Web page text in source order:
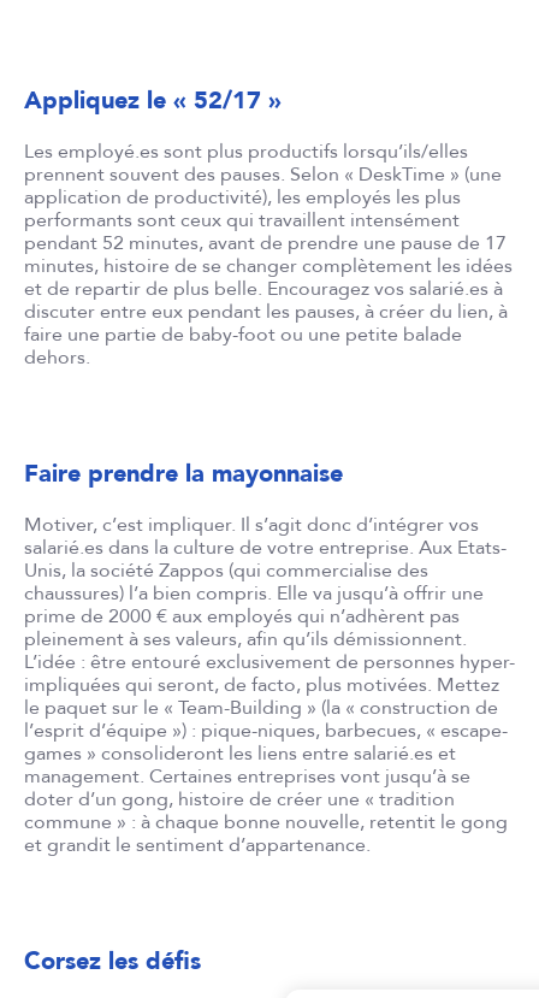
Appliquez le « 52/17 »
Les employé.es sont plus productifs lorsqu’ils/elles
prennent souvent des pauses. Selon « DeskTime » (une
application de productivité), les employés les plus
performants sont ceux qui travaillent intensément
pendant 52 minutes, avant de prendre une pause de 17
minutes, histoire de se changer complètement les idées
et de repartir de plus belle. Encouragez vos salarié.es à
discuter entre eux pendant les pauses, à créer du lien, à
faire une partie de baby-foot ou une petite balade
dehors.
Faire prendre la mayonnaise
Motiver, c’est impliquer. Il s’agit donc d’intégrer vos
salarié.es dans la culture de votre entreprise. Aux Etats-
Unis, la société Zappos (qui commercialise des
chaussures) l’a bien compris. Elle va jusqu’à offrir une
prime de 2000 € aux employés qui n’adhèrent pas
pleinement à ses valeurs, afin qu’ils démissionnent.
L’idée : être entouré exclusivement de personnes hyper-
impliquées qui seront, de facto, plus motivées. Mettez
le paquet sur le « Team-Building » (la « construction de
l’esprit d’équipe ») : pique-niques, barbecues, « escape-
games » consolideront les liens entre salarié.es et
management. Certaines entreprises vont jusqu’à se
doter d’un gong, histoire de créer une « tradition
commune » : à chaque bonne nouvelle, retentit le gong
et grandit le sentiment d’appartenance.
Corsez les défis